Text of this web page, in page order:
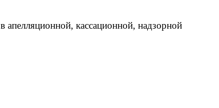
апелляционной, кассационной, надзорной